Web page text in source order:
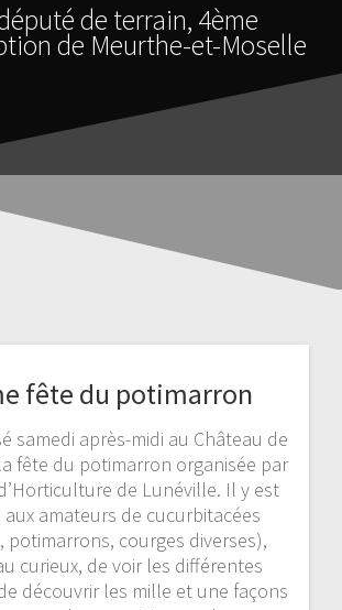
de terrain, 4ème
de Meurthe-et-Moselle
fête du potimarron
samedi après-midi au Château de
fête du potimarron organisée par
de Lunéville. Il y est
amateurs de cucurbitacées
potimarrons, courges diverses),
curieux, de voir les différentes
découvrir les mille et une façons